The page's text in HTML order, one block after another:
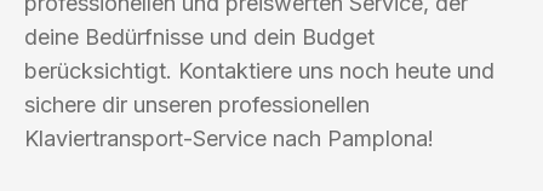
deine Bedürfnisse und dein Budget
berücksichtigt. Kontaktiere uns noch heute und
sichere dir unseren professionellen
Klaviertransport-Service nach Pamplona!